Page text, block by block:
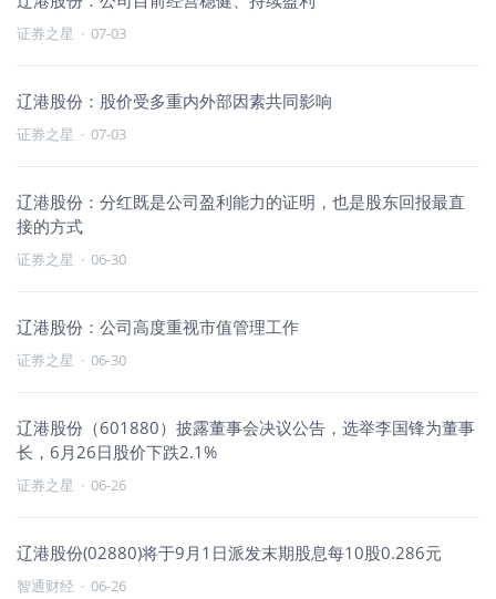
证券之星 · 07-03
辽港股份：股价受多重内外部因素共同影响
证券之星 · 07-03
辽港股份：分红既是公司盈利能力的证明，也是股东回报最直
接的方式
证券之星 · 06-30
辽港股份：公司高度重视市值管理工作
证券之星 · 06-30
辽港股份（601880）披露董事会决议公告，选举李国锋为董事
长，6月26日股价下跌2.1%
证券之星 · 06-26
辽港股份(02880)将于9月1日派发末期股息每10股0.286元
智通财经 · 06-26